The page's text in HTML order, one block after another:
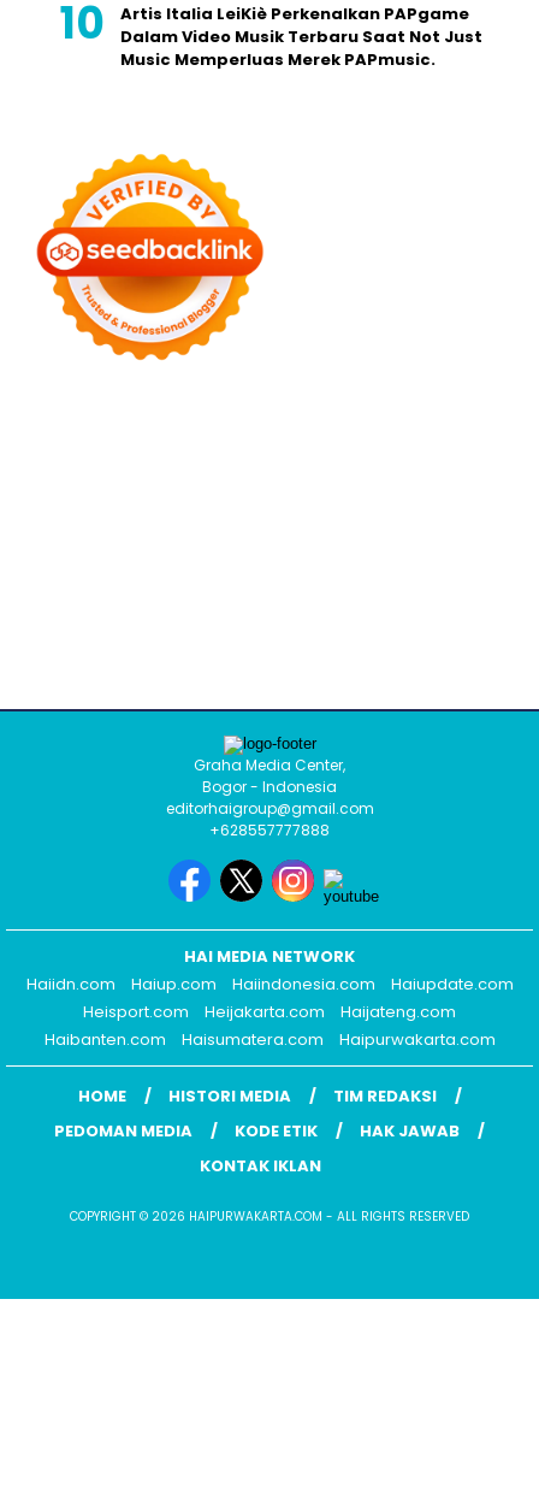
Artis Italia LeiKiè Perkenalkan PAPgame
Dalam Video Musik Terbaru Saat Not Just
Music Memperluas Merek PAPmusic.
Graha Media Center,
Bogor - Indonesia
editorhaigroup@gmail.com
+628557777888
HAI MEDIA NETWORK
Haiidn.com
Haiup.com Haiindonesia.com
Haiupdate.com
Heisport.com
Heijakarta.com
Haijateng.com
Haibanten.com
Haisumatera.com Haipurwakarta.com
HOME HISTORI MEDIA
TIM REDAKSI
PEDOMAN MEDIA
KODE ETIK
HAK JAWAB
KONTAK IKLAN
COPYRIGHT © 2026 HAIPURWAKARTA.COM - ALL RIGHTS RESERVED